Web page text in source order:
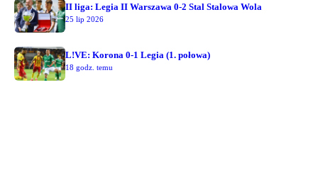
II liga: Legia II Warszawa 0-2 Stal Stalowa Wola
25 lip 2026
L!VE: Korona 0-1 Legia (1. połowa)
18 godz. temu